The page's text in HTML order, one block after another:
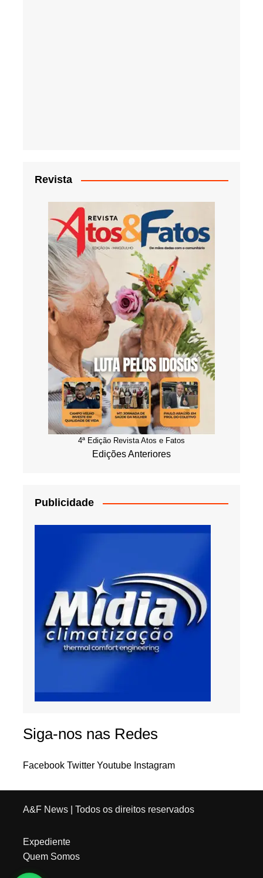
Revista
4ª Edição Revista Atos e Fatos
Edições Anteriores
Publicidade
Siga-nos nas Redes
Facebook Twitter Youtube Instagram
A&F News| Todos os direitos reservados
Expediente
Quem Somos